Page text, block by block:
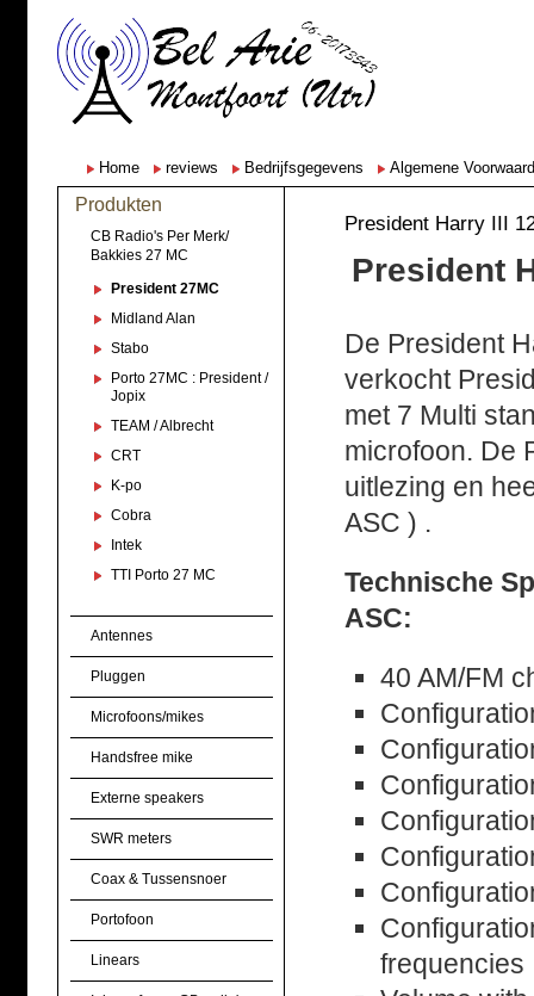
Home reviews Bedrijfsgegevens Algemene
Produkten
CB Radio's Per Merk/
Bakkies 27 MC
President 27MC
Midland Alan
Stabo
Porto 27MC : President /
Jopix
TEAM / Albrecht
CRT
K-po
Cobra
Intek
TTI Porto 27 MC
Antennes
Pluggen
Microfoons/mikes
Handsfree mike
Externe speakers
SWR meters
Coax & Tussensnoer
Portofoon
Linears
President Harry III
President
De President
verkocht
met 7 Multi
microfoon. De
uitlezing en
ASC ) .
Technische
ASC:
40 AM/FM
frequencies